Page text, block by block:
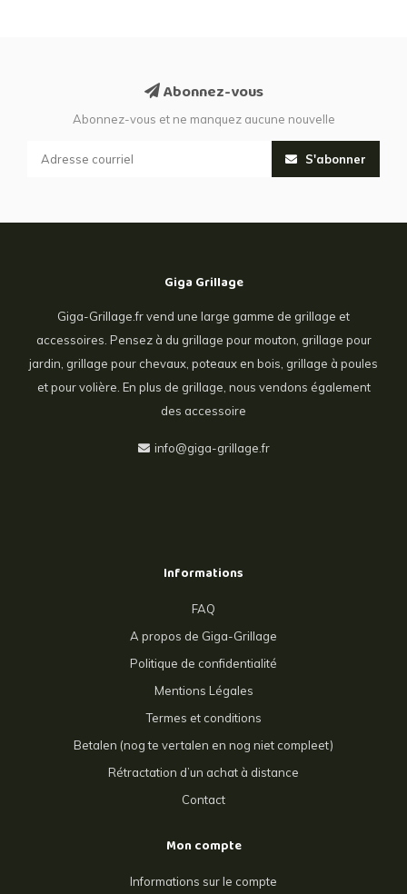
Abonnez-vous
Abonnez-vous et ne manquez aucune nouvelle
S'abonner
Giga Grillage
Giga-Grillage.fr vend une large gamme de grillage et
accessoires. Pensez à du grillage pour mouton, grillage pour
jardin, grillage pour chevaux, poteaux en bois, grillage à poules
et pour volière. En plus de grillage, nous vendons également
des accessoire
info@giga-grillage.fr
Informations
FAQ
A propos de Giga-Grillage
Politique de confidentialité
Mentions Légales
Termes et conditions
Betalen (nog te vertalen en nog niet compleet)
Rétractation d’un achat à distance
Contact
Mon compte
Informations sur le compte